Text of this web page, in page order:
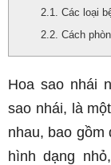
Các loại
Cách
Hoa sao nhái
sao nhái, là
nhau, bao gồm
hình dạng